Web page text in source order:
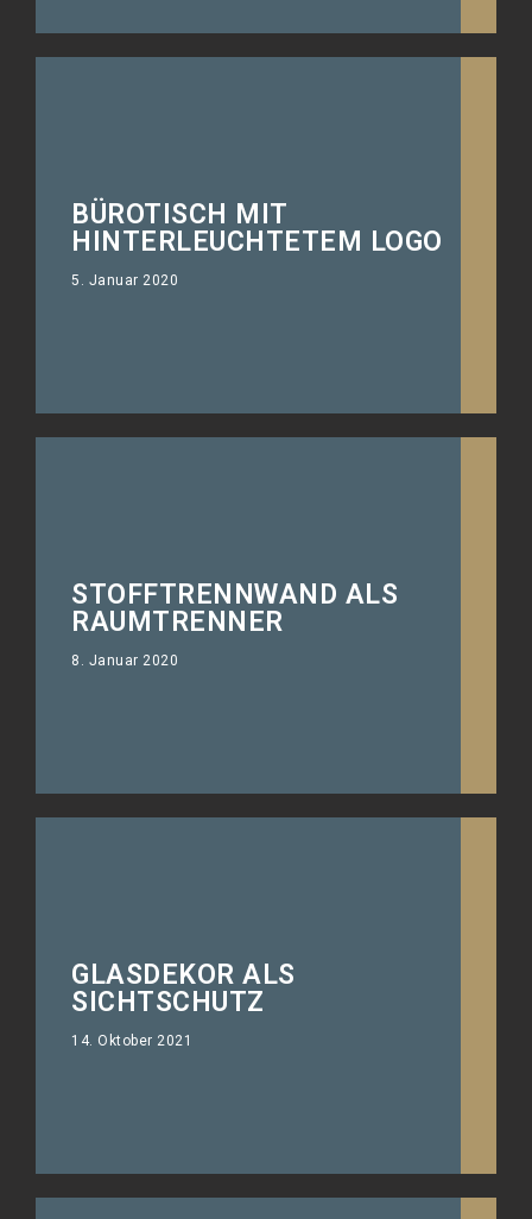
BÜROTISCH MIT
HINTERLEUCHTETEM LOGO
5. Januar 2020
Der Bürotisch mal anders
individualisieren.
STOFFTRENNWAND ALS
RAUMTRENNER
8. Januar 2020
Von klein bis gross, hinterleuchtete
Fotoleinwand.
GLASDEKOR ALS
SICHTSCHUTZ
14. Oktober 2021
Sichtschutzfolie mit eigenem
Design